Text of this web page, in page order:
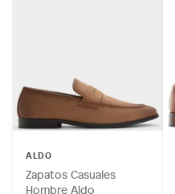
ALDO
Zapatos Casuales
Hombre Aldo